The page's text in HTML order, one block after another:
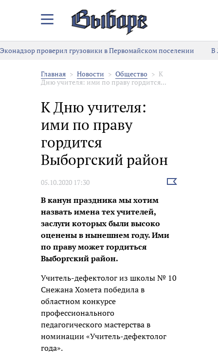
Закрыть/
меню
Эконадзор проверил грузовики в Первомайском поселении
В
Главная Новости Общество
К
Дню учителя: ими по праву гордится...
К Дню учителя:
ими по праву
гордится
Выборгский район
05.10.2020 17:30
Выбрать
В канун праздника мы хотим
назвать имена тех учителей,
заслуги которых были высоко
оценены в нынешнем году. Ими
по праву может гордиться
Выборгский район.
Учитель-дефектолог из школы № 10
Снежана Хомета победила в
областном конкурсе
профессионального
педагогического мастерства в
номинации «Учитель-дефектолог
года».